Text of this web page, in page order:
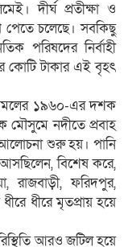
দীর্ঘ প্রতীক্ষা ও
পেতে চলেছে। সবকিছু
পরিষদের নির্বাহী
কোটি টাকার এই বৃহৎ
আমলের ১৯৬০-এর দশক
মৌসুমে নদীতে প্রবাহ
আলোচনা শুরু হয়। পানি
আসছিলেন, বিশেষ করে,
রাজবাড়ী, ফরিদপুর,
ধীরে মৃতপ্রায় হয়ে
আরও জটিল হয়ে